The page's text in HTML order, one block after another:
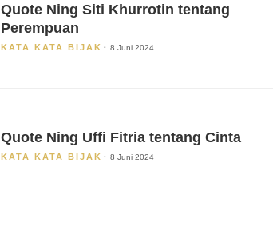
Quote Ning Siti Khurrotin tentang
Perempuan
KATA KATA BIJAK 8 Juni 2024
Quote Ning Uffi Fitria tentang Cinta
KATA KATA BIJAK 8 Juni 2024